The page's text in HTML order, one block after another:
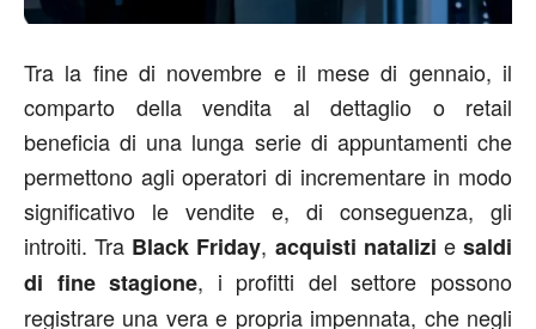
Tra la fine di novembre e il mese di gennaio, il
comparto della vendita al dettaglio o retail
beneficia di una lunga serie di appuntamenti che
permettono agli operatori di incrementare in modo
significativo le vendite e, di conseguenza, gli
introiti. Tra Black Friday, acquisti natalizi esaldi
di fine stagione, i profitti del settore possono
registrare una vera e propria impennata, che negli